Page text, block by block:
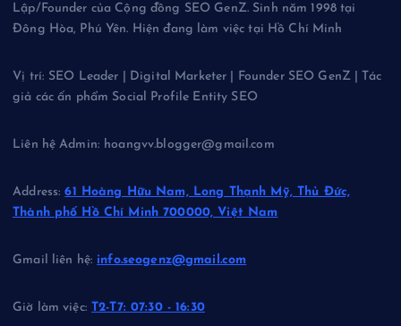
Lập/Founder của Cộng đồng SEO GenZ. Sinh năm 1998 tại
Đông Hòa, Phú Yên. Hiện đang làm việc tại Hồ Chí Minh
Vị trí: SEO Leader | Digital Marketer | Founder SEO GenZ | Tác
giả các ấn phẩm Social Profile Entity SEO
Liên hệ Admin: hoangvv.blogger@gmail.com
Address:61 Hoàng Hữu Nam, Long Thạnh Mỹ, Thủ Đức,
Thành phố Hồ Chí Minh 700000, Việt Nam
Gmail liên hệ: info.seogenz@gmail.com
Giờ làm việc:T2-T7: 07:30 - 16:30